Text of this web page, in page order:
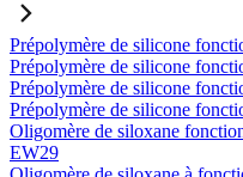
Prépolymère de silicone
Prépolymère de silicone
Prépolymère de silicone
Prépolymère de silicone
Oligomère de siloxane
EW29